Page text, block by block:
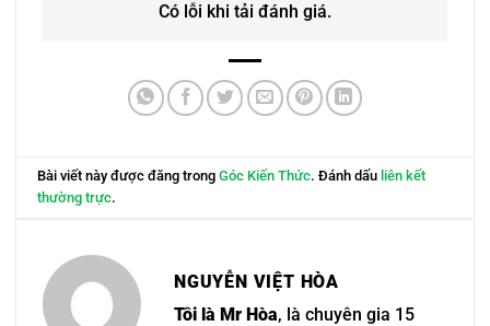
Có lỗi khi tải đánh giá.
Bài viết này được đăng trongGóc Kiến Thức. Đánh dấu liên kết
thường trực.
NGUYỄN VIỆT HÒA
Tôi là Mr Hòa, là chuyên gia 15